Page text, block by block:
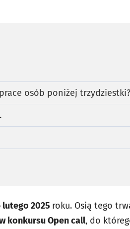
osób poniżej trzydziestki?
lutego 2025 roku. Osią tego
konkursu Open call, do